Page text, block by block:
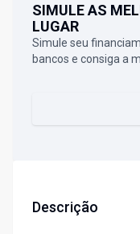
SIMULE AS
LUGAR
Simule seu
bancos e consiga a
Descrição